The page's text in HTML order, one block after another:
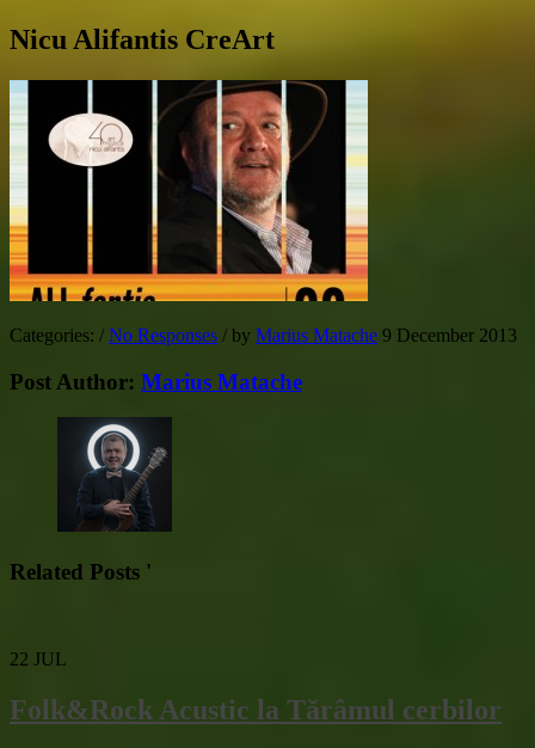
Nicu Alifantis CreArt
Categories: / No Responses / by Marius Matache 9 December 2013
Post Author: Marius Matache
Related Posts '
22 JUL
Folk&Rock Acustic la Tărâmul cerbilor